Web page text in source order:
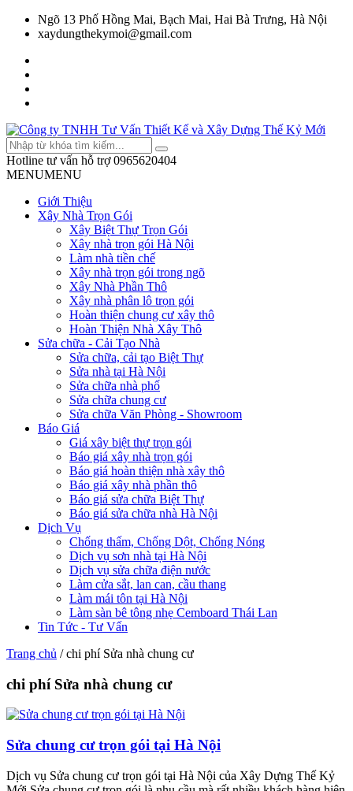
Ngõ 13 Phố Hồng Mai, Bạch Mai, Hai Bà Trưng, Hà Nội
xaydungthekymoi@gmail.com
Hotline tư vấn hỗ trợ 0965620404
MENUMENU
Giới Thiệu
Xây Nhà Trọn Gói
Xây Biệt Thự Trọn Gói
Xây nhà trọn gói Hà Nội
Làm nhà tiền chế
Xây nhà trọn gói trong ngõ
Xây Nhà Phần Thô
Xây nhà phân lô trọn gói
Hoàn thiện chung cư xây thô
Hoàn Thiện Nhà Xây Thô
Sửa chữa - Cải Tạo Nhà
Sửa chữa, cải tạo Biệt Thự
Sửa nhà tại Hà Nội
Sửa chữa nhà phố
Sửa chữa chung cư
Sửa chữa Văn Phòng - Showroom
Báo Giá
Giá xây biệt thự trọn gói
Báo giá xây nhà trọn gói
Báo giá hoàn thiện nhà xây thô
Báo giá xây nhà phần thô
Báo giá sửa chữa Biệt Thự
Báo giá sửa chữa nhà Hà Nội
Dịch Vụ
Chống thấm, Chống Dột, Chống Nóng
Dịch vụ sơn nhà tại Hà Nội
Dịch vụ sửa chữa điện nước
Làm cửa sắt, lan can, cầu thang
Làm mái tôn tại Hà Nội
Làm sàn bê tông nhẹ Cemboard Thái Lan
Tin Tức - Tư Vấn
Trang chủ /chi phí Sửa nhà chung cư
chi phí Sửa nhà chung cư
Sửa chung cư trọn gói tại Hà Nội
Dịch vụ Sửa chung cư trọn gói tại Hà Nội của Xây Dựng Thế Kỷ